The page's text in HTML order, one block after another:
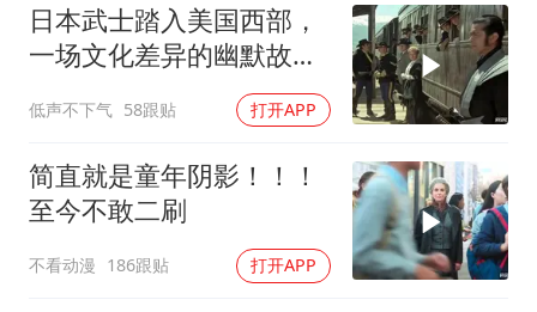
《给阿嬷的情书》售后来了
人民的健康、体质、幸福一脉相承
日本武士踏入美国西部，
一场文化差异的幽默故事
低声不下气 58跟贴 打开APP
简直就是童年阴影！！！
至今不敢二刷
不看动漫 186跟贴 打开APP